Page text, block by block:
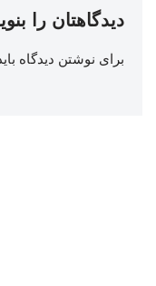
دیدگاهتان را
برای نوشتن دیدگاه